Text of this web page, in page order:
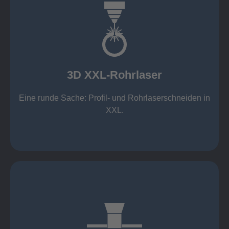
3D XXL-Rohrlaser
Eine runde Sache: Profil- und Rohrlaserschneiden in
XXL.
3D XXL-Rohrlaser
Rechteckprofile bis 300 x 300 mm
Wandstärken:
Nichtrostende Stähle 15 mm (oxidfrei)
Aluminium 10 mm (oxidfrei)